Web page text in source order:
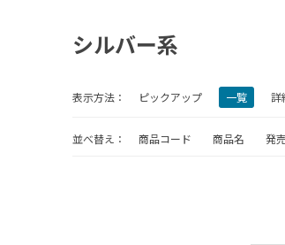
シルバー系
表示方法： ピックアップ 一覧 詳
並べ替え： 商品コード 商品名 発